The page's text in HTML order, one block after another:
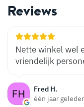
Reviews
Fred H.
één jaar
Nette winkel wel
vriendelijk